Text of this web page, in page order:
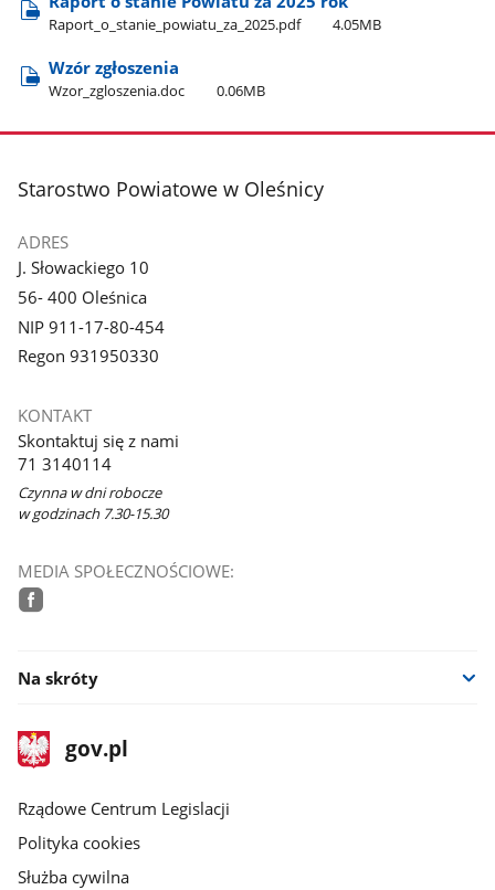
Raport​_o​_stanie​_powiatu​_za​_2025.pdf 4.05MB
Wzór zgłoszenia
Wzor​_zgloszenia.doc 0.06MB
stopka
Starostwo Powiatowe w Oleśnicy
ADRES
J. Słowackiego 10
56- 400 Oleśnica
NIP 911-17-80-454
Regon 931950330
KONTAKT
Skontaktuj się z nami
71 3140114
Czynna w dni robocze
w godzinach 7.30-15.30
MEDIA SPOŁECZNOŚCIOWE:
Na skróty
stopka
gov.plStrona
gov.pl
Rządowe Centrum Legislacji
Polityka cookies
Służba cywilna